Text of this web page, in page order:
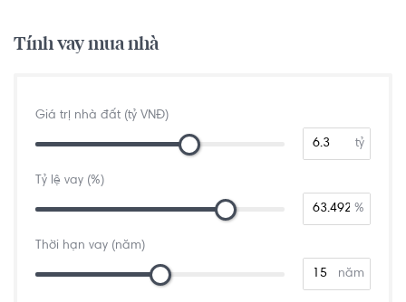
Tính vay mua nhà
Giá trị nhà đất (tỷ VNĐ)
tỷ
Tỷ lệ vay (%)
%
Thời hạn vay (năm)
năm